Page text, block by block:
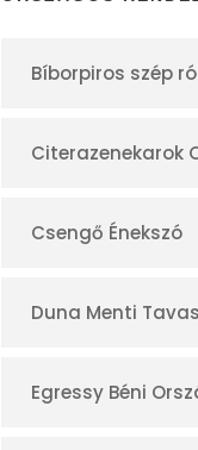
a
á
r
Bíborpiros szép
Citerazenekarok
Csengő Énekszó
Duna Menti
Egressy Béni